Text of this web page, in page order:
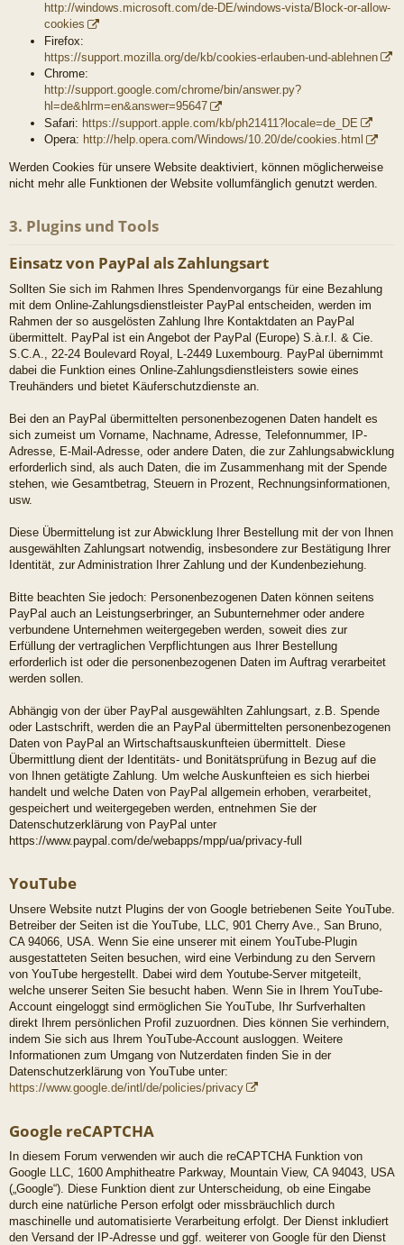
http://windows.microsoft.com/de-DE/windows-vista/Block-or-allow-
cookies
Firefox:
https://support.mozilla.org/de/kb/cookies-erlauben-und-ablehnen
Chrome:
http://support.google.com/chrome/bin/answer.py?
hl=de&hlrm=en&answer=95647
Safari: https://support.apple.com/kb/ph21411?locale=de_DE
Opera: http://help.opera.com/Windows/10.20/de/cookies.html
Werden Cookies für unsere Website deaktiviert, können möglicherweise
nicht mehr alle Funktionen der Website vollumfänglich genutzt werden.
3. Plugins und Tools
Einsatz von PayPal als Zahlungsart
Sollten Sie sich im Rahmen Ihres Spendenvorgangs für eine Bezahlung
mit dem Online-Zahlungsdienstleister PayPal entscheiden, werden im
Rahmen der so ausgelösten Zahlung Ihre Kontaktdaten an PayPal
übermittelt. PayPal ist ein Angebot der PayPal (Europe) S.à.r.l. & Cie.
S.C.A., 22-24 Boulevard Royal, L-2449 Luxembourg. PayPal übernimmt
dabei die Funktion eines Online-Zahlungsdienstleisters sowie eines
Treuhänders und bietet Käuferschutzdienste an.
Bei den an PayPal übermittelten personenbezogenen Daten handelt es
sich zumeist um Vorname, Nachname, Adresse, Telefonnummer, IP-
Adresse, E-Mail-Adresse, oder andere Daten, die zur Zahlungsabwicklung
erforderlich sind, als auch Daten, die im Zusammenhang mit der Spende
stehen, wie Gesamtbetrag, Steuern in Prozent, Rechnungsinformationen,
usw.
Diese Übermittelung ist zur Abwicklung Ihrer Bestellung mit der von Ihnen
ausgewählten Zahlungsart notwendig, insbesondere zur Bestätigung Ihrer
Identität, zur Administration Ihrer Zahlung und der Kundenbeziehung.
Bitte beachten Sie jedoch: Personenbezogenen Daten können seitens
PayPal auch an Leistungserbringer, an Subunternehmer oder andere
verbundene Unternehmen weitergegeben werden, soweit dies zur
Erfüllung der vertraglichen Verpflichtungen aus Ihrer Bestellung
erforderlich ist oder die personenbezogenen Daten im Auftrag verarbeitet
werden sollen.
Abhängig von der über PayPal ausgewählten Zahlungsart, z.B. Spende
oder Lastschrift, werden die an PayPal übermittelten personenbezogenen
Daten von PayPal an Wirtschaftsauskunfteien übermittelt. Diese
Übermittlung dient der Identitäts- und Bonitätsprüfung in Bezug auf die
von Ihnen getätigte Zahlung. Um welche Auskunfteien es sich hierbei
handelt und welche Daten von PayPal allgemein erhoben, verarbeitet,
gespeichert und weitergegeben werden, entnehmen Sie der
Datenschutzerklärung von PayPal unter
https://www.paypal.com/de/webapps/mpp/ua/privacy-full
YouTube
Unsere Website nutzt Plugins der von Google betriebenen Seite YouTube.
Betreiber der Seiten ist die YouTube, LLC, 901 Cherry Ave., San Bruno,
CA 94066, USA. Wenn Sie eine unserer mit einem YouTube-Plugin
ausgestatteten Seiten besuchen, wird eine Verbindung zu den Servern
von YouTube hergestellt. Dabei wird dem Youtube-Server mitgeteilt,
welche unserer Seiten Sie besucht haben. Wenn Sie in Ihrem YouTube-
Account eingeloggt sind ermöglichen Sie YouTube, Ihr Surfverhalten
direkt Ihrem persönlichen Profil zuzuordnen. Dies können Sie verhindern,
indem Sie sich aus Ihrem YouTube-Account ausloggen. Weitere
Informationen zum Umgang von Nutzerdaten finden Sie in der
Datenschutzerklärung von YouTube unter:
https://www.google.de/intl/de/policies/privacy
Google reCAPTCHA
In diesem Forum verwenden wir auch die reCAPTCHA Funktion von
Google LLC, 1600 Amphitheatre Parkway, Mountain View, CA 94043, USA
(„Google“). Diese Funktion dient zur Unterscheidung, ob eine Eingabe
durch eine natürliche Person erfolgt oder missbräuchlich durch
maschinelle und automatisierte Verarbeitung erfolgt. Der Dienst inkludiert
den Versand der IP-Adresse und ggf. weiterer von Google für den Dienst